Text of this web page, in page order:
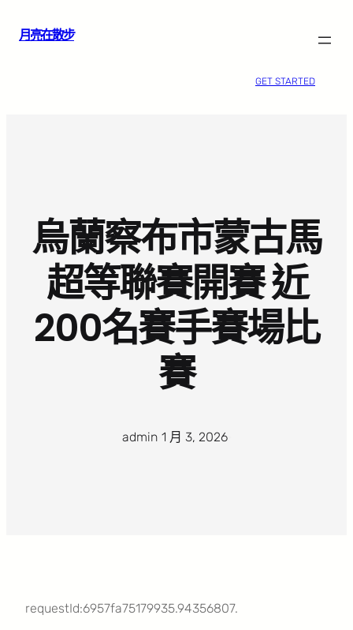
月亮在散步
GET STARTED
烏蘭察布市蒙古馬
超等聯賽開賽 近
200名賽手賽場比
賽
admin· 1 月 3, 2026·
requestId:6957fa75179935.94356807.